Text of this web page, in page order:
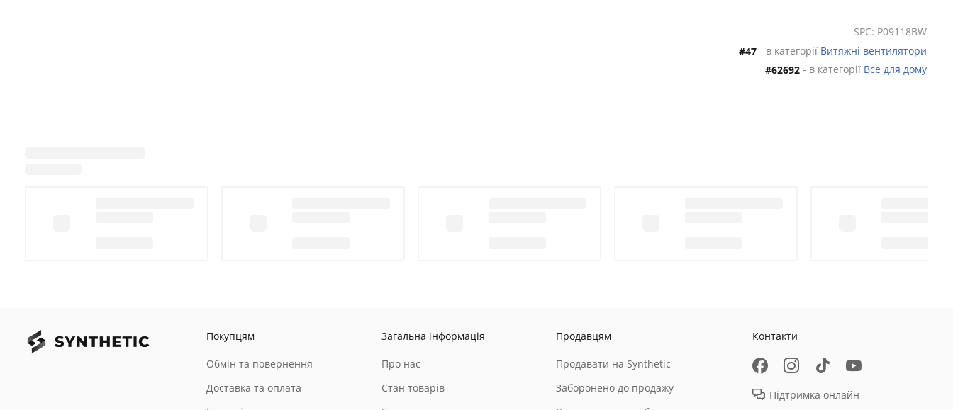
SPC: P09118BW
#47 - в категорії Витяжні вентилятори
#62692 - в категорії Все для дому
Покупцям
Обмін та повернення
Доставка та оплата
Загальна інформація
Про нас
Стан товарів
Продавцям
Продавати на Synthetic
Заборонено до продажу
Контакти
Підтримка онлайн